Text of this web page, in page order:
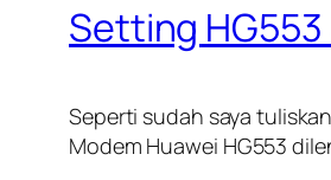
Setting
Seperti sudah saya
Modem Huawei HG553